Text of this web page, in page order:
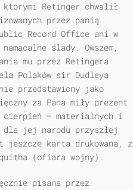
którymi Retinger chwalił
przez panią
Record Office ani w
ślady. Owszem,
mu przez Retingera
Polaków sir Dudleya
przedstawiony jako
za Pana miły prezent
cierpień — materialnych i
dla jej narodu przyszłej
jeszcze karta drukowana, z
(ofiara wojny).
pisana przez